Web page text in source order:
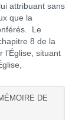
attribuant sans
que la
Le
8 de la
l’Église, situant
DE